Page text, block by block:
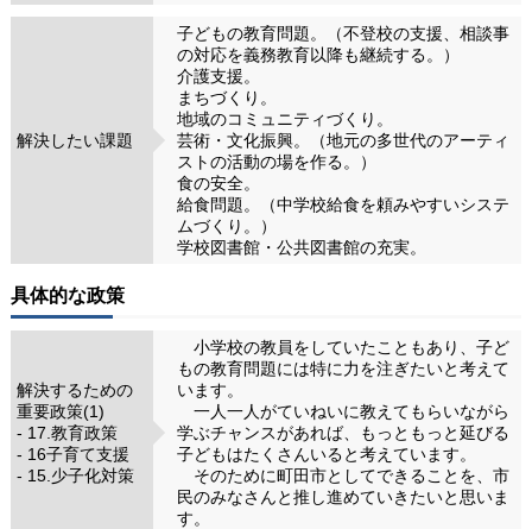
解決したい課題
子どもの教育問題。（不登校の支援、相談事
の対応を義務教育以降も継続する。）
介護支援。
まちづくり。
地域のコミュニティづくり。
芸術・文化振興。（地元の多世代のアーティ
ストの活動の場を作る。）
食の安全。
給食問題。（中学校給食を頼みやすいシステ
ムづくり。）
学校図書館・公共図書館の充実。
具体的な政策
解決するための
重要政策(1)
- 17.教育政策
- 16子育て支援
- 15.少子化対策
小学校の教員をしていたこともあり、子ど
もの教育問題には特に力を注ぎたいと考えて
います。
一人一人がていねいに教えてもらいながら
学ぶチャンスがあれば、もっともっと延びる
子どもはたくさんいると考えています。
そのために町田市としてできることを、市
民のみなさんと推し進めていきたいと思いま
す。